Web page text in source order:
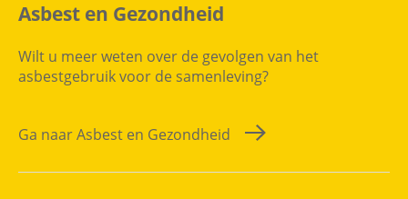
Asbest en Gezondheid
Wilt u meer weten over de gevolgen van het
asbestgebruik voor de samenleving?
Ga naar Asbest en Gezondheid